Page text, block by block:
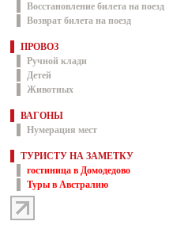
Восстановление билета на поезд
Возврат билета на поезд
ПРОВОЗ
Ручной клади
Детей
Животных
ВАГОНЫ
Нумерация мест
ТУРИСТУ НА ЗАМЕТКУ
гостиница в Домодедово
Туры в Австралию